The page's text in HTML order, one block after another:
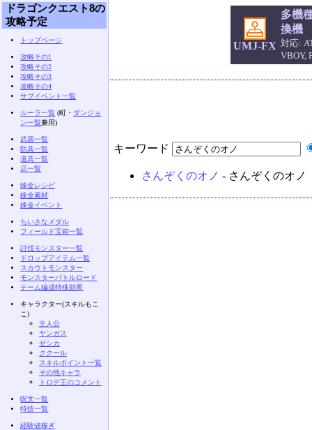
UMJ-FX
多機
換機
対応:
VBOY,
キーワード
さんぞくのオノ - さんぞくのオノ
ドラゴンクエスト8の
攻略予定
トップページ
攻略その1
攻略その2
攻略その3
攻略その4
サブイベント一覧
ルーラ一覧 (町・ ダンジョ
ン一覧兼用)
武器一覧
防具一覧
道具一覧
店一覧
錬金レシピ
錬金素材
錬金イベント
ちいさなメダル
フィールド宝箱一覧
討伐モンスター一覧
ドロップアイテム一覧
スカウトモンスター
モンスターバトルロード
チーム編成特殊効果
キャラクター(スキルもこ
こ)
主人公
ヤンガス
ゼシカ
ククール
スキルポイント一覧
その他キャラ
トロデ王のコメント
呪文一覧
特技一覧
経験値稼ぎ